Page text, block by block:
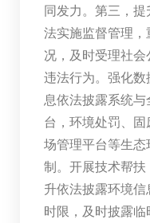
同发力。第三，
法实施监督管理
况，及时受理社
违法行为。强化
息依法披露系统
台，环境处罚、
场管理平台等生
制。开展技术帮
升依法披露环境
时限，及时披露